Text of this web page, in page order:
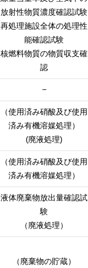
放射性物質濃度確認試験
再処理施設全体の処理性
能確認試験
核燃料物質の物質収支確
認
−
（使用済み硝酸及び使用
済み有機溶媒処理）
(廃液処理)
（使用済み硝酸及び使用
済み有機溶媒処理）
液体廃棄物放出量確認試
験
（廃液処理）
（廃棄物の貯蔵）